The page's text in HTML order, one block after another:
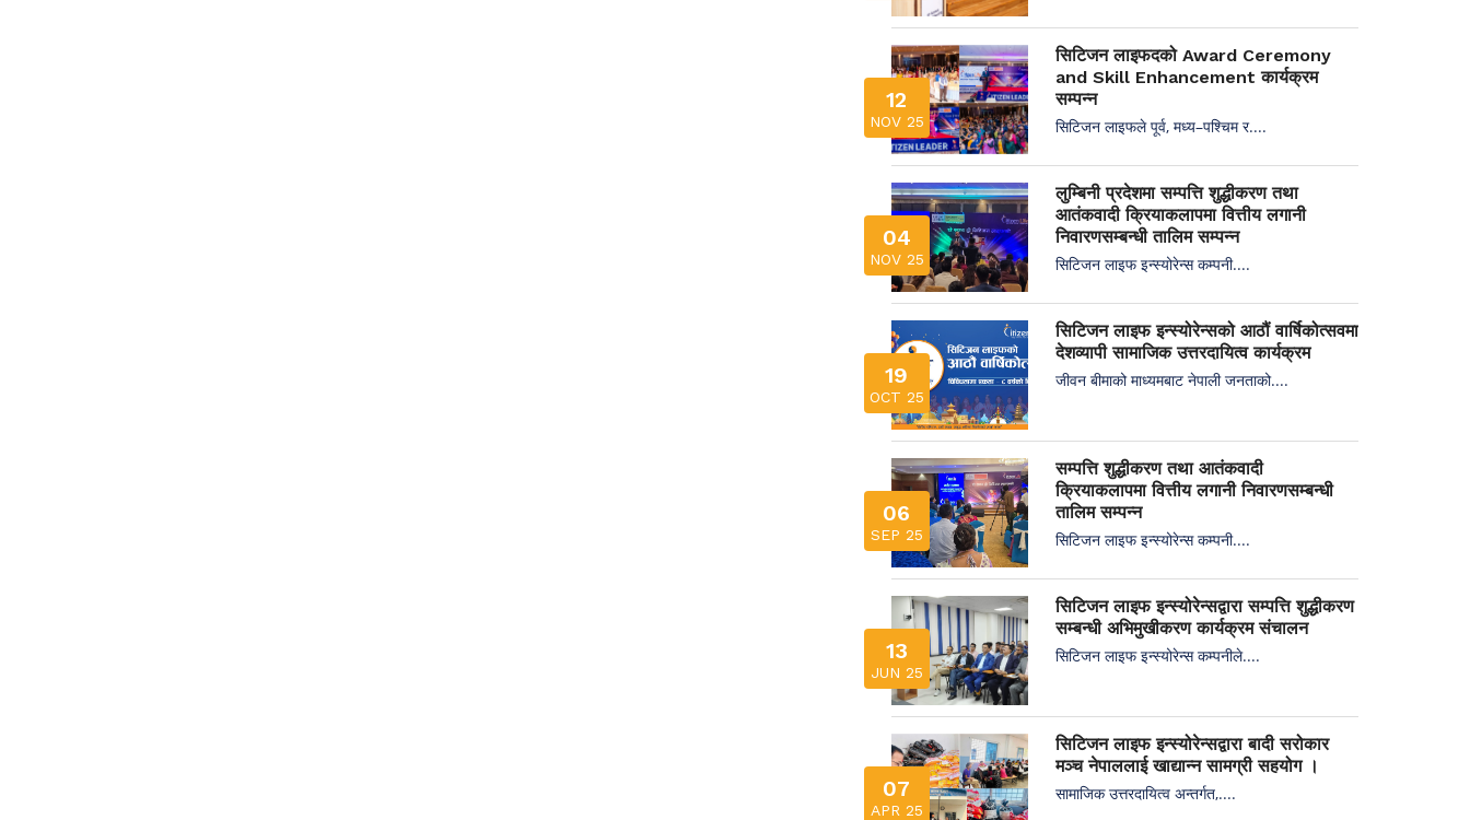
12
NOV 25
सिटिजन लाइफदको Award Ceremony
and Skill Enhancement कार्यक्रम
सम्पन्न
सिटिजन लाइफले पूर्व, मध्य–पश्चिम र....
04
NOV 25
लुम्बिनी प्रदेशमा सम्पत्ति शुद्धीकरण तथा
आतंकवादी क्रियाकलापमा वित्तीय लगानी
निवारणसम्बन्धी तालिम सम्पन्न
सिटिजन लाइफ इन्स्योरेन्स कम्पनी....
19
OCT 25
सिटिजन लाइफ इन्स्योरेन्सको आठौं वार्षिकोत्सवमा
देशव्यापी सामाजिक उत्तरदायित्व कार्यक्रम
जीवन बीमाको माध्यमबाट नेपाली जनताको....
06
SEP 25
सम्पत्ति शुद्धीकरण तथा आतंकवादी
क्रियाकलापमा वित्तीय लगानी निवारणसम्बन्धी
तालिम सम्पन्न
सिटिजन लाइफ इन्स्योरेन्स कम्पनी....
13
JUN 25
सिटिजन लाइफ इन्स्योरेन्सद्वारा सम्पत्ति शुद्धीकरण
सम्बन्धी अभिमुखीकरण कार्यक्रम संचालन
सिटिजन लाइफ इन्स्योरेन्स कम्पनीले....
07
APR 25
सिटिजन लाइफ इन्स्योरेन्सद्वारा बादी सरोकार
मञ्च नेपाललाई खाद्यान्न सामग्री सहयोग ।
सामाजिक उत्तरदायित्व अन्तर्गत,....